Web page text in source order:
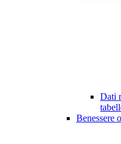
Dati
Benessere